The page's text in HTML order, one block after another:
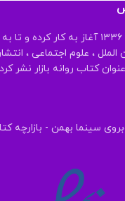
انتشارات چاپخش از سال ۱۳۳۶ آغاز به
، علوم اجتماعی ،
سینما بهمن - بازارچه